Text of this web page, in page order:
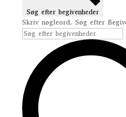
Søg efter begivenheder
Skriv nøgleord. Søg efter